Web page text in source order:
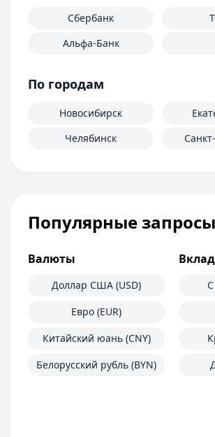
Сбербанк
Альфа-Банк
По городам
Новосибирск
Челябинск
Популярные запросы
Валюты
Доллар США (USD)
Евро (EUR)
Китайский юань (CNY)
Белорусский рубль (BYN)